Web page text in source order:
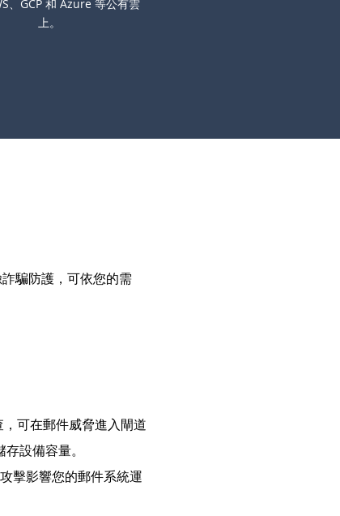
、GCP 和 Azure 等公有雲
上。
詐騙防護，可依您的需
，可在郵件威脅進入閘道
存設備容量。
擊影響您的郵件系統運